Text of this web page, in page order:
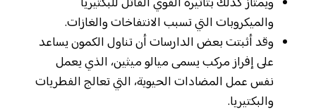
والميكروبات التي تسبب الانتفاخات والغازات.
وقد أثبتت بعض الدارسات أن تناول الكمون يساعد
على إفراز مركب يسمى ميالو ميثين، الذي يعمل
نفس عمل المضادات الحيوية، التي تعالج الفطريات
والبكتيريا.